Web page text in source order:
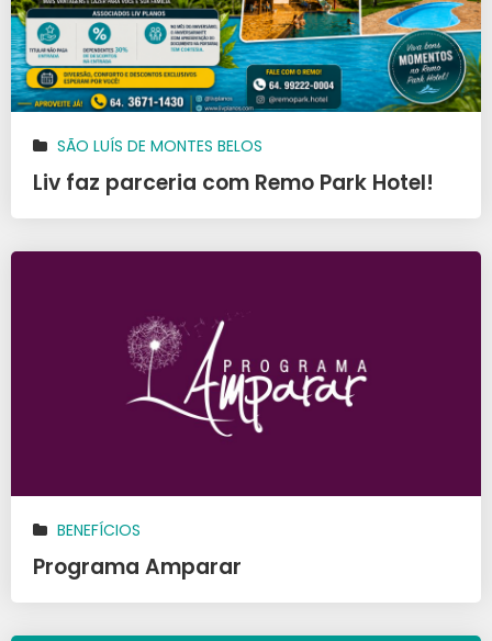
SÃO LUÍS DE MONTES BELOS
Liv faz parceria com Remo Park Hotel!
BENEFÍCIOS
Programa Amparar